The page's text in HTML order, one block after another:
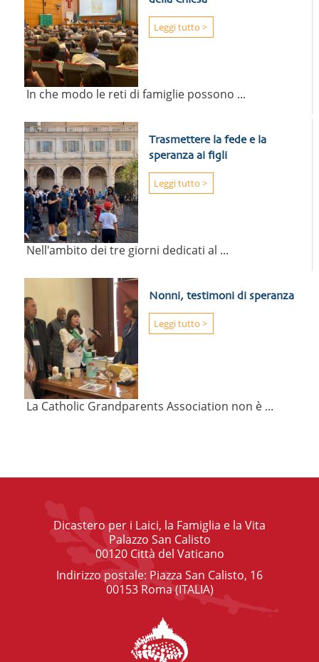
In che modo le reti di famiglie possono ...
Leggi tutto >
Trasmettere la fede e la
speranza ai figli
Nell'ambito dei tre giorni dedicati al ...
Leggi tutto >
Nonni, testimoni di speranza
La Catholic Grandparents Association non è ...
Leggi tutto >
Dicastero per i Laici, la Famiglia e la Vita
Palazzo San Calisto
00120 Città del Vaticano
Indirizzo postale: Piazza San Calisto, 16
00153 Roma (ITALIA)